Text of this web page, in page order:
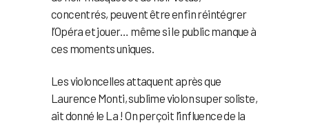
concentrés, peuvent être enfin réintégrer
l’Opéra et jouer… même si le public manque à
ces moments uniques.
Les violoncelles attaquent après que
Laurence Monti, sublime violon super soliste,
ait donné le La ! On perçoit l’influence de la